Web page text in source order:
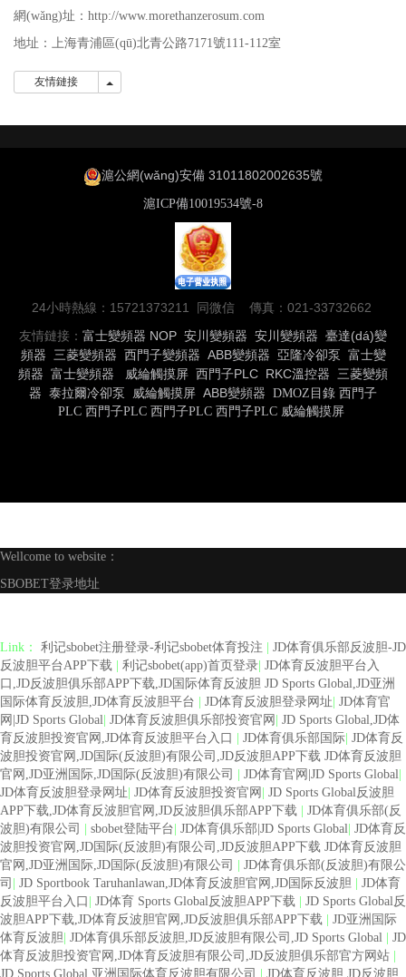
網(wǎng)址：http://www.morethanzerosum.com
地址： 上海青浦區(qū)北青公路7171號111-112室
友情鏈接
滬公網(wǎng)安備 31011802002635號
滬ICP備10019534號-8
24小時熱線：15721373211 同微信 傳真：021-33732662
友情鏈接： 富士變頻器 NOP 安川變頻器 安川變頻器 臺達(dá)變
頻器
三菱變頻器 西門子變頻器 ABB變頻器 亞隆冷卻泵 富士變
頻器 富士變頻器 威綸觸摸屏 西門子PLC RKC溫控器
三菱變頻
器 泰拉爾冷卻泵 威綸觸摸屏 ABB變頻器 DMOZ目錄 西門子
PLC 西門子PLC 西門子PLC 西門子PLC 威綸觸摸屏
Wellcome to website：
SBOBET登录地址
Link： 利记sbobet注册登录-利记sbobet体育投注 | JD体育俱乐部反波胆-JD
反波胆平台APP下载 | 利记sbobet(app)首页登录| JD体育反波胆平台入
口,JD反波胆俱乐部APP下载,JD国际体育反波胆 JD Sports Global,JD亚洲
国际体育反波胆,JD体育反波胆平台 | JD体育反波胆登录网址| JD体育官
网|JD Sports Global| JD体育反波胆俱乐部投资官网 | JD Sports Global,JD体
育反波胆投资官网,JD体育反波胆平台入口 | JD体育俱乐部国际| JD体育反
波胆投资官网,JD国际(反波胆)有限公司,JD反波胆APP下载 JD体育反波胆
官网,JD亚洲国际,JD国际(反波胆)有限公司 | JD体育官网|JD Sports Global|
JD体育反波胆登录网址| JD体育反波胆投资官网 | JD Sports Global反波胆
APP下载,JD体育反波胆官网,JD反波胆俱乐部APP下载 | JD体育俱乐部(反
波胆)有限公司 | sbobet登陆平台| JD体育俱乐部|JD Sports Global| JD体育反
波胆投资官网,JD国际(反波胆)有限公司,JD反波胆APP下载 JD体育反波胆
官网,JD亚洲国际,JD国际(反波胆)有限公司 | JD体育俱乐部(反波胆)有限公
司 | JD Sportbook Taruhanlawan,JD体育反波胆官网,JD国际反波胆 | JD体育
反波胆平台入口 | JD体育 Sports Global反波胆APP下载 | JD Sports Global反
波胆APP下载,JD体育反波胆官网,JD反波胆俱乐部APP下载 | JD亚洲国际
体育反波胆| JD体育俱乐部反波胆,JD反波胆有限公司,JD Sports Global | JD
体育反波胆投资官网,JD体育反波胆有限公司,JD反波胆俱乐部官方网站 |
JD Sports Global 亚洲国际体育反波胆有限公司 | JD体育反波胆,JD反波胆